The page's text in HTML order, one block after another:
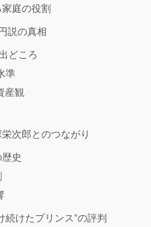
庭の役割
説の真相
どころ
準
産観
次郎とのつながり
史
続けたプリンス”の評判